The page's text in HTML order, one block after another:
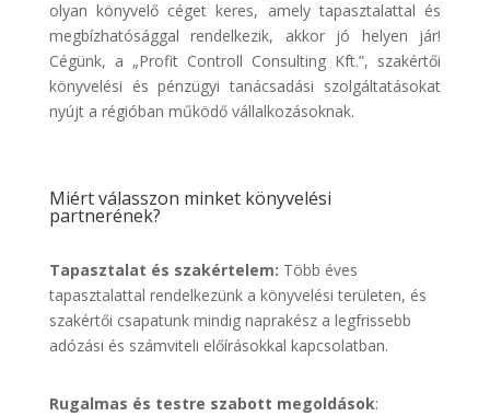
olyan könyvelő céget keres, amely tapasztalattal és
megbízhatósággal rendelkezik, akkor jó helyen jár!
Cégünk, a „Profit Controll Consulting Kft.”, szakértői
könyvelési és pénzügyi tanácsadási szolgáltatásokat
nyújt a régióban működő vállalkozásoknak.
Miért válasszon minket könyvelési
partnerének?
Tapasztalat és szakértelem: Több éves
tapasztalattal rendelkezünk a könyvelési területen, és
szakértői csapatunk mindig naprakész a legfrissebb
adózási és számviteli előírásokkal kapcsolatban.
Rugalmas és testre szabott megoldások: